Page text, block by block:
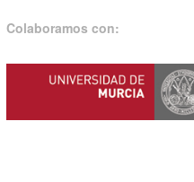
Colaboramos con: